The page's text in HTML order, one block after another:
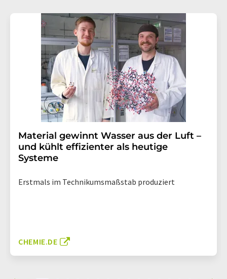
Material gewinnt Wasser aus der Luft –
und kühlt effizienter als heutige
Systeme
Erstmals im Technikumsmaßstab produziert
CHEMIE.DE